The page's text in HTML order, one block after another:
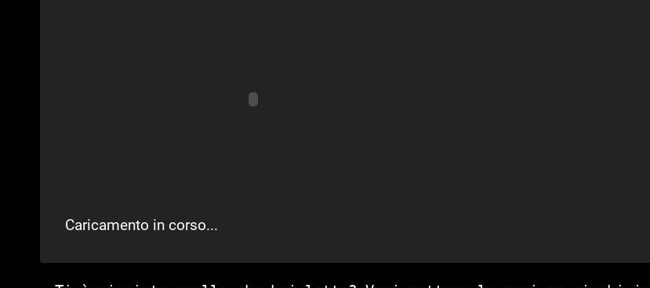
Caricamento in corso...